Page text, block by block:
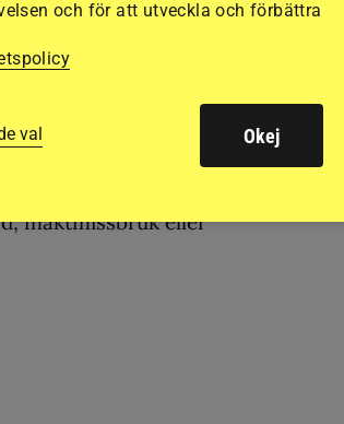
som dessa jagar klick:
baksidor?
ansvar och hur det är att vara
maktmissbruk eller
och för att utveckla och förbättra
val Okej